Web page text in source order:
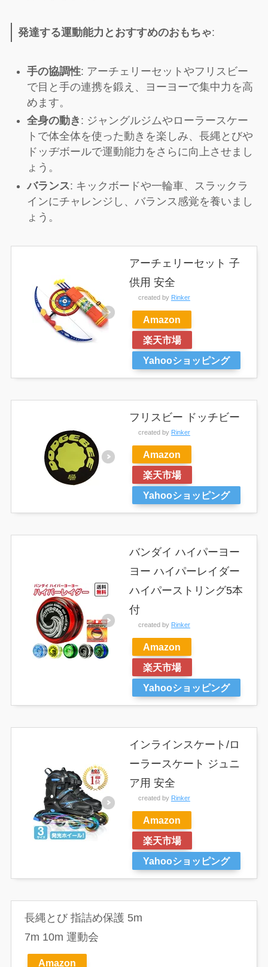
発達する運動能力とおすすめのおもちゃ:
手の協調性: アーチェリーセットやフリスビー
で目と手の連携を鍛え、ヨーヨーで集中力を高
めます。
全身の動き : ジャングルジムやローラースケー
トで体全体を使った動きを楽しみ、長縄とびや
ドッヂボールで運動能力をさらに向上させまし
ょう。
バランス: キックボードや一輪車、スラックラ
インにチャレンジし、バランス感覚を養いまし
ょう。
アーチェリーセット 子
供用 安全
created by Rinker
Amazon
楽天市場
Yahooショッピング
フリスビー ドッチビー
created by Rinker
Amazon
楽天市場
Yahooショッピング
バンダイ ハイパーヨー
ヨー ハイパーレイダー
ハイパーストリング5本
付
created by Rinker
Amazon
楽天市場
Yahooショッピング
インラインスケート/ロ
ーラースケート ジュニ
ア用 安全
created by Rinker
Amazon
楽天市場
Yahooショッピング
長縄とび 指詰め保護 5m
7m 10m 運動会
Amazon